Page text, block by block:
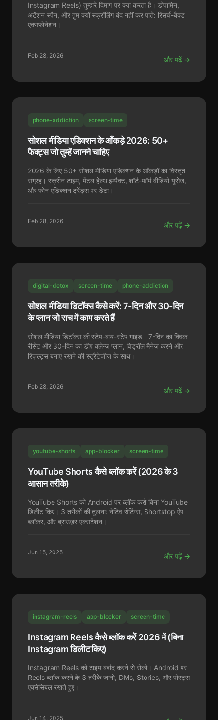
Instagram Reels) तुम्हारे दिमाग पर क्या करता है। डोपामिन,
अटेंशन स्पैन, और तुम क्यों स्क्रॉलिंग बंद नहीं कर पाते: रिसर्च-बैक्ड
एक्सप्लेनेशन।
Feb 28, 2026 और पढ़ें →
phone-addiction screen-time
सोशल मीडिया एडिक्शन के आँकड़े 2026: 50+
फैक्ट्स जो तुम्हें जानने चाहिए
2026 के लिए 50+ सोशल मीडिया एडिक्शन के आँकड़ों का विस्तृत
संग्रह। स्क्रीन टाइम, मेंटल हेल्थ इम्पैक्ट, शॉर्ट-फॉर्म वीडियो यूसेज,
और फोन एडिक्शन ट्रेंड्स पर डेटा।
Feb 28, 2026 और पढ़ें →
digital-detox screen-time phone-addiction
सोशल मीडिया डिटॉक्स कैसे करें: 7-दिन और 30-दिन
के प्लान जो सच में काम करते हैं
सोशल मीडिया डिटॉक्स की स्टेप-बाय-स्टेप गाइड। 7-दिन का क्विक
रीसेट और 30-दिन का डीप क्लेन्ज़ प्लान, विड्रॉल मैनेज करने और
रिज़ल्ट्स बनाए रखने की स्ट्रैटेजीज़ के साथ।
Feb 28, 2026 और पढ़ें →
youtube-shorts app-blocker screen-time
YouTube Shorts कैसे ब्लॉक करें (2026 के 3
आसान तरीके)
YouTube Shorts को Android पर ब्लॉक करो बिना YouTube
डिलीट किए। 3 तरीकों की तुलना: नेटिव सेटिंग्स, Shortstop ऐप
ब्लॉकर, और ब्राउज़र एक्सटेंशन।
Jun 15, 2025 और पढ़ें →
instagram-reels app-blocker screen-time
Instagram Reels कैसे ब्लॉक करें 2026 में (बिना
Instagram डिलीट किए)
Instagram Reels को टाइम बर्बाद करने से रोको। Android पर
Reels ब्लॉक करने के 3 तरीके जानो, DMs, Stories, और पोस्ट्स
एक्सेसिबल रखते हुए।
Jun 14, 2025